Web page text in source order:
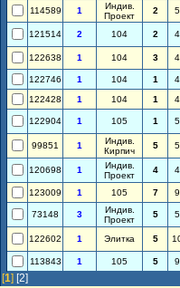
114589 1
Индив.
Проект
2 5
121514 2 104 2 4
122638 1 104 3 4
122746 1 104 1 4
122428
1 104 1 4
122904 1 105 1 5
99851 1
Индив.
Кирпич
5 5
120698 1
Индив.
Проект
4 4
123009 1 105 7 9
73148 3
Индив.
Проект
5 5
122602 1 Элитка 5
113843 1 105 5 9
[1] [2]